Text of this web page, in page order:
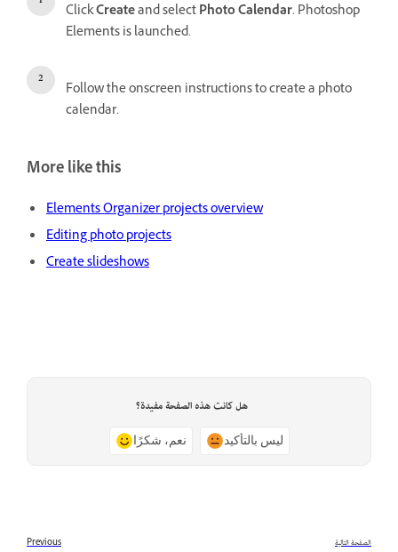
ClickCreateand selectPhoto Calendar. Photoshop
Elements is launched.
Follow the onscreen instructions to create a photo
calendar.
More like this
Elements Organizer projects overview
Editing photo projects
Create slideshows
هل كانت هذه الصفحة مفيدة؟
نعم، شكرًا ليس بالتأكيد
Previous الصفحة التالية